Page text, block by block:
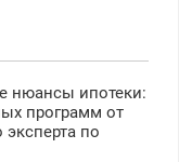
нюансы ипотеки:
программ от
эксперта по